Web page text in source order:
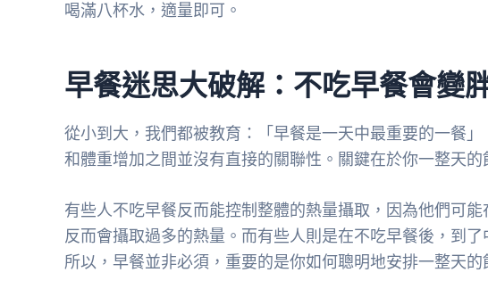
喝滿八杯水，適量即可。
早餐迷思大破解：不吃早餐會變
從小到大，我們都被教育：「早餐是一天中最重要的一餐
和體重增加之間並沒有直接的關聯性。關鍵在於你一整天的
有些人不吃早餐反而能控制整體的熱量攝取，因為他們可
反而會攝取過多的熱量。而有些人則是在不吃早餐後，到
所以，早餐並非必須，重要的是你如何聰明地安排一整天的